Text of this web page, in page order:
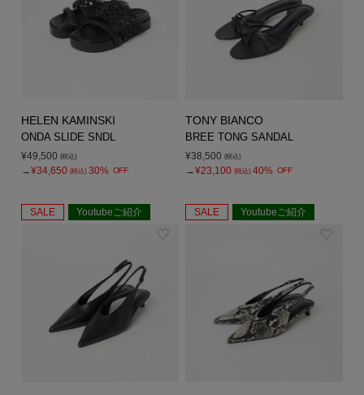
HELEN KAMINSKI
ONDA SLIDE SNDL
¥49,500 (税込)
→¥34,650 (税込) 30% OFF
TONY BIANCO
BREE TONG SANDAL
¥38,500 (税込)
→¥23,100 (税込) 40% OFF
SALE Youtubeご紹介 SALE Youtubeご紹介